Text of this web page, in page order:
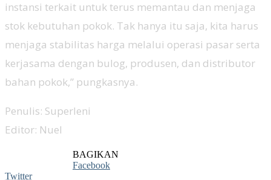
instansi terkait untuk terus memantau dan menjaga
stok kebutuhan pokok. Tak hanya itu saja, kita harus
menjaga stabilitas harga melalui operasi pasar serta
kerjasama dengan bulog, produsen, dan distributor
bahan pokok,” pungkasnya.
Penulis: Superleni
Editor: Nuel
BAGIKAN
Facebook
Twitter